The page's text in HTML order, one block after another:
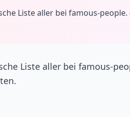
Liste aller bei famous-
Liste aller bei famous-